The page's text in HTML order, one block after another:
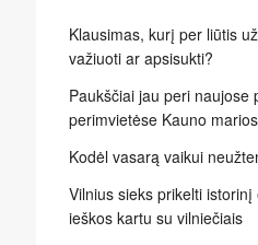
Klausimas, kurį per liūtis
važiuoti ar apsisukti?
Paukščiai jau peri naujose
perimvietėse Kauno
Kodėl vasarą vaikui
Vilnius sieks prikelti
ieškos kartu su vilniečiais